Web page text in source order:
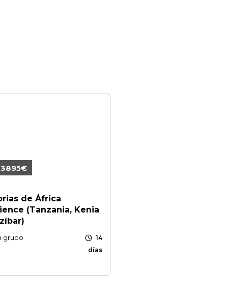
de África
(Tanzania, Kenia
grupo schedule 14
días